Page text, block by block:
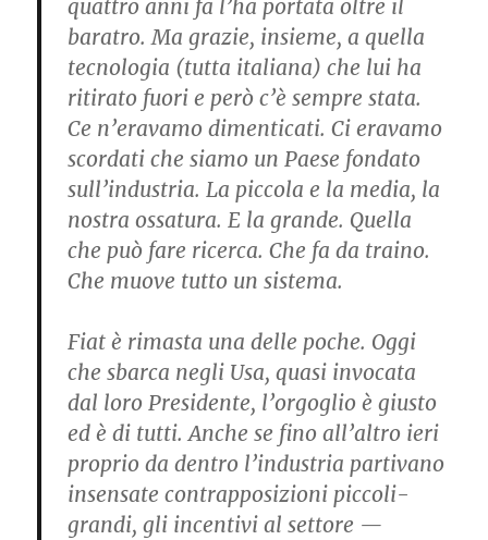
quattro anni fa l’ha portata oltre il
baratro. Ma grazie, insieme, a quel­la
tecnologia (tutta italia­na) che lui ha
ritirato fuori e però c’è sempre stata.
Ce n’eravamo dimenticati. Ci eravamo
scordati che sia­mo un Paese fondato
sul­l’industria. La piccola e la media, la
nostra ossatura. E la grande. Quella
che può fare ricerca. Che fa da trai­no.
Che muove tutto un si­stema.
Fiat è rimasta una delle poche. Oggi
che sbarca ne­gli Usa, quasi invocata
dal loro Presidente, l’orgoglio è giusto
ed è di tutti. Anche se fino all’altro ieri
proprio da dentro l’industria parti­vano
insensate contrapposi­zioni piccoli-
grandi, gli in­centivi al settore —